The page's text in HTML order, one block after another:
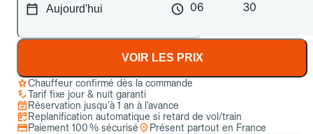
06 30
VOIR LES PRIX
Chauffeur confirmé dès la commande
Tarif fixe jour & nuit garanti
Réservation jusqu’à 1 an à l’avance
Replanification automatique si retard de vol/train
Paiement 100 % sécurisé
Présent partout en France